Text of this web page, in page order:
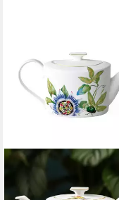
VILLEROY & BOCH
Teekanne Amazonia
Teekanne, 1,2 l